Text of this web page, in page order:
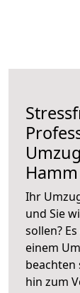
Hamm
Ihr
und Sie
sollen?
einem
beachten
hin zum